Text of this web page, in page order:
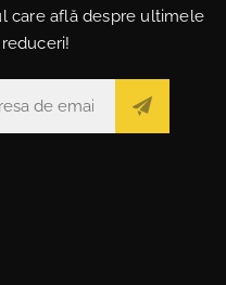
care află despre ultimele